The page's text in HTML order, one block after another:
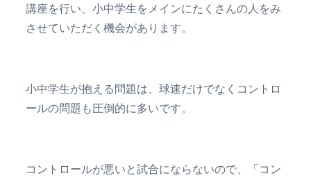
講座を行い、小中学生をメインにたくさんの人をみ
させていただく機会があります。
小中学生が抱える問題は、球速だけでなくコントロ
ールの問題も圧倒的に多いです。
コントロールが悪いと試合にならないので、「コン